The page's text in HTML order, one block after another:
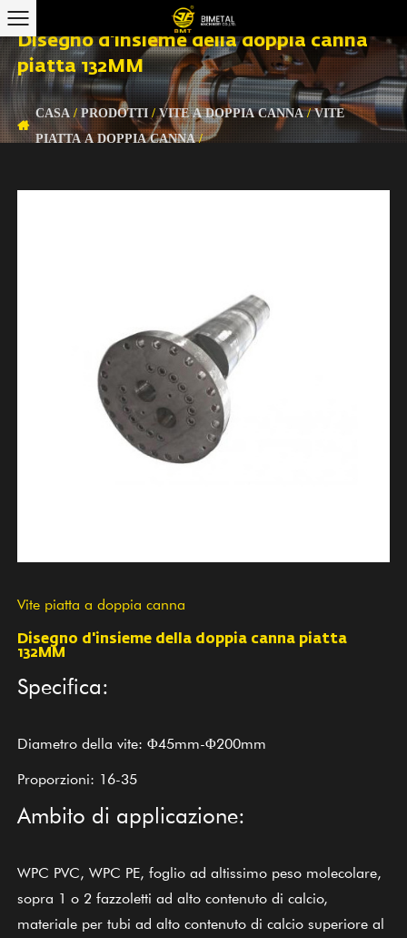
Disegno d'insieme della doppia canna
piatta 132MM
CASA /PRODOTTI /VITE A DOPPIA CANNA/VITE
PIATTA A DOPPIA CANNA/
Vite piatta a doppia canna
Disegno d'insieme della doppia canna piatta
132MM
Specifica:
Diametro della vite: Φ45mm-Φ200mm
Proporzioni: 16-35
Ambito di applicazione:
WPC PVC, WPC PE, foglio ad altissimo peso molecolare,
sopra 1 o 2 fazzoletti ad alto contenuto di calcio,
materiale per tubi ad alto contenuto di calcio superiore al